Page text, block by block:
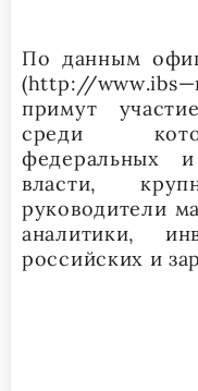
По данным
(http://www.ibs—
примут
среди
федеральных
власти,
руководители
аналитики,
российских и